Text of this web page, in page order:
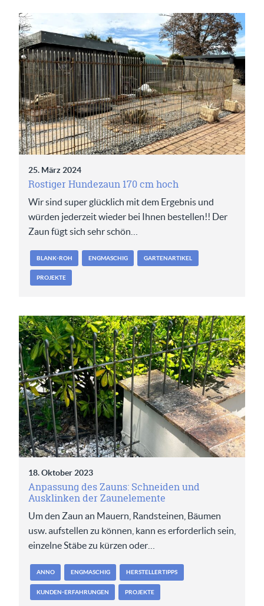
25. März 2024
Rostiger Hundezaun 170 cm hoch
Wir sind super glücklich mit dem Ergebnis und
würden jederzeit wieder bei Ihnen bestellen!! Der
Zaun fügt sich sehr schön…
BLANK-ROH ENGMASCHIG GARTENARTIKEL
PROJEKTE
18. Oktober 2023
Anpassung des Zauns: Schneiden und
Ausklinken der Zaunelemente
Um den Zaun an Mauern, Randsteinen, Bäumen
usw. aufstellen zu können, kann es erforderlich sein,
einzelne Stäbe zu kürzen oder…
ANNO ENGMASCHIG HERSTELLERTIPPS
KUNDEN-ERFAHRUNGEN PROJEKTE